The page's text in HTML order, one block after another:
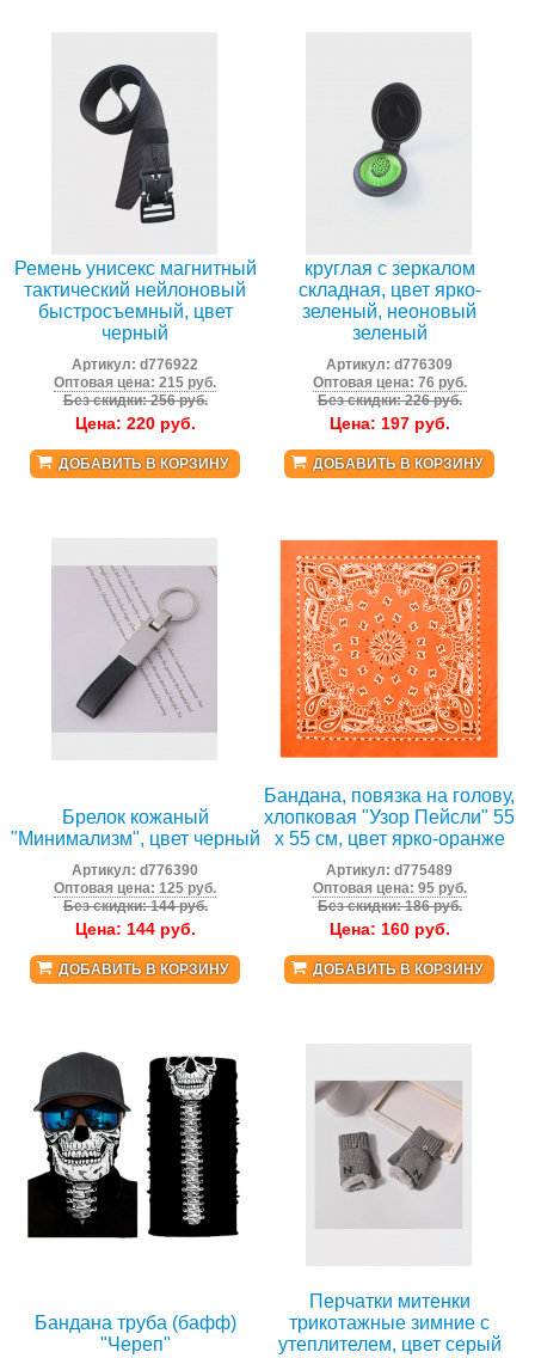
Ремень унисекс магнитный
тактический нейлоновый
быстросъемный, цвет
черный
Артикул:d776922
Оптовая цена: 215 руб.
Без скидки: 256 руб.
Цена: 220руб.
ДОБАВИТЬ В КОРЗИНУ
круглая с зеркалом
складная, цвет ярко-
зеленый, неоновый
зеленый
Артикул:d776309
Оптовая цена: 76 руб.
Без скидки: 226 руб.
Цена: 197руб.
ДОБАВИТЬ В КОРЗИНУ
Брелок кожаный
"Минимализм", цвет черный
Артикул:d776390
Оптовая цена: 125 руб.
Без скидки: 144 руб.
Цена: 144руб.
ДОБАВИТЬ В КОРЗИНУ
Бандана, повязка на голову,
хлопковая "Узор Пейсли" 55
х 55 см, цвет ярко-оранже
Артикул:d775489
Оптовая цена: 95 руб.
Без скидки: 186 руб.
Цена: 160руб.
ДОБАВИТЬ В КОРЗИНУ
Бандана труба (бафф)
"Череп"
Перчатки митенки
трикотажные зимние с
утеплителем, цвет серый